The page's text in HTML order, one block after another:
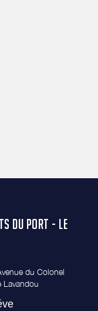
DU PORT - LE
du Colonel
Lavandou